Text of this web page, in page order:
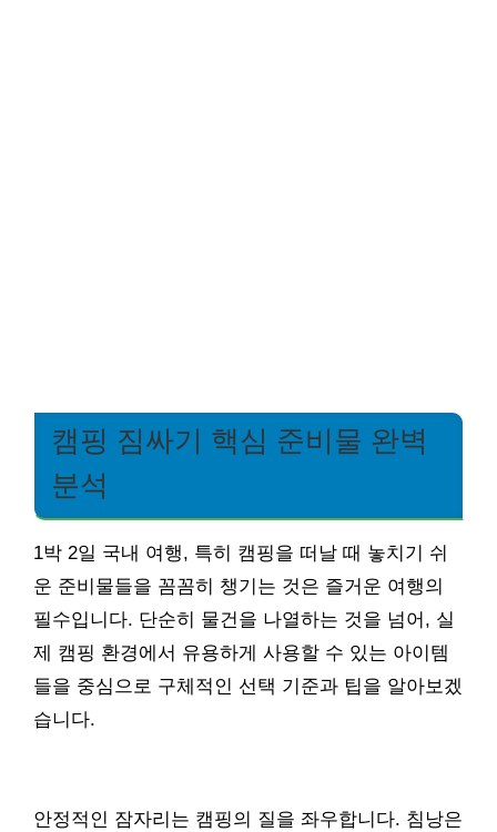
캠핑 짐싸기 핵심 준비물 완벽
분석
1박 2일 국내 여행, 특히 캠핑을 떠날 때 놓치기 쉬
운 준비물들을 꼼꼼히 챙기는 것은 즐거운 여행의
필수입니다. 단순히 물건을 나열하는 것을 넘어, 실
제 캠핑 환경에서 유용하게 사용할 수 있는 아이템
들을 중심으로 구체적인 선택 기준과 팁을 알아보겠
습니다.
안정적인 잠자리는 캠핑의 질을 좌우합니다. 침낭은